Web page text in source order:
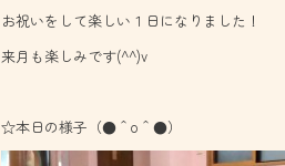
ok
お祝いをして楽しい１日になりました！
来月も楽しみです(^^)v
☆本日の様子（●＾o＾●）